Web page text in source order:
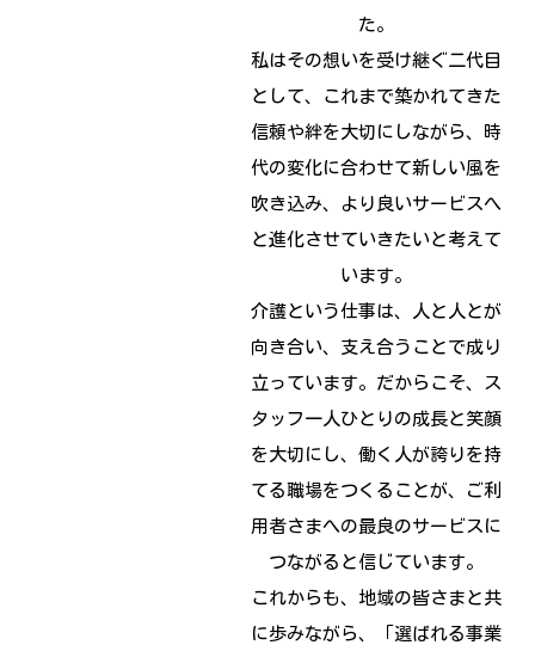
た。
私はその想いを受け継ぐ二代目
として、これまで築かれてきた
信頼や絆を大切にしながら、時
代の変化に合わせて新しい風を
吹き込み、より良いサービスへ
と進化させていきたいと考えて
います。
介護という仕事は、人と人とが
向き合い、支え合うことで成り
立っています。だからこそ、ス
タッフ一人ひとりの成長と笑顔
を大切にし、働く人が誇りを持
てる職場をつくることが、ご利
用者さまへの最良のサービスに
つながると信じています。
これからも、地域の皆さまと共
に歩みながら、「選ばれる事業